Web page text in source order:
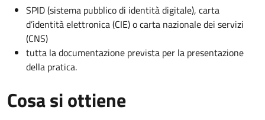
SPID (sistema pubblico di identità digitale), carta
d’identità elettronica (CIE) o carta nazionale dei servizi
(CNS)
tutta la documentazione prevista per la presentazione
della pratica.
Cosa si ottiene